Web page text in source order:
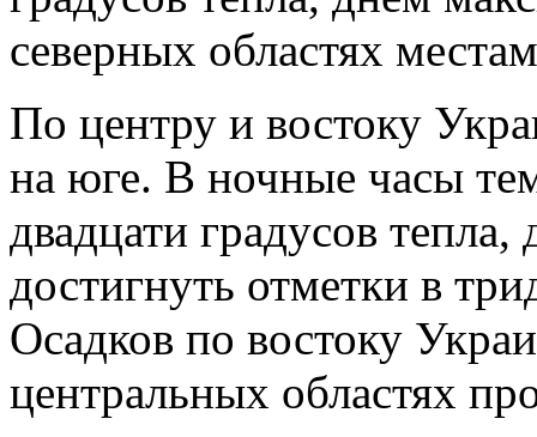
северных областях
По центру и востоку
на юге. В ночные часы
двадцати градусов
достигнуть отметки в
Осадков по востоку
центральных областях